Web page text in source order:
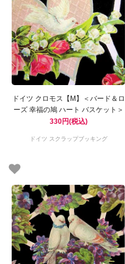
ドイツ クロモス【M】＜バード＆ロ
ーズ 幸福の鳩 ハート バスケット＞
330円(税込)
ドイツ スクラップブッキング